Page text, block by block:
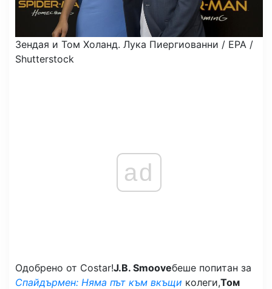
Зендая и Том Холанд. Лука Пиергиованни / EPA /
Shutterstock
ad
Одобрено от Costar!J.B. Smooveбеше попитан за
Спайдърмен: Няма път към вкъщи колеги,Том